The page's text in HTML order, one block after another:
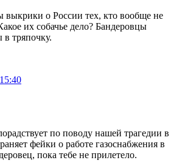
о России тех, кто вообще не
их собачье дело? Бандеровцы
тряпочку.
по поводу нашей трагедии в
фейки о работе газоснабжения в
пока тебе не прилетело.